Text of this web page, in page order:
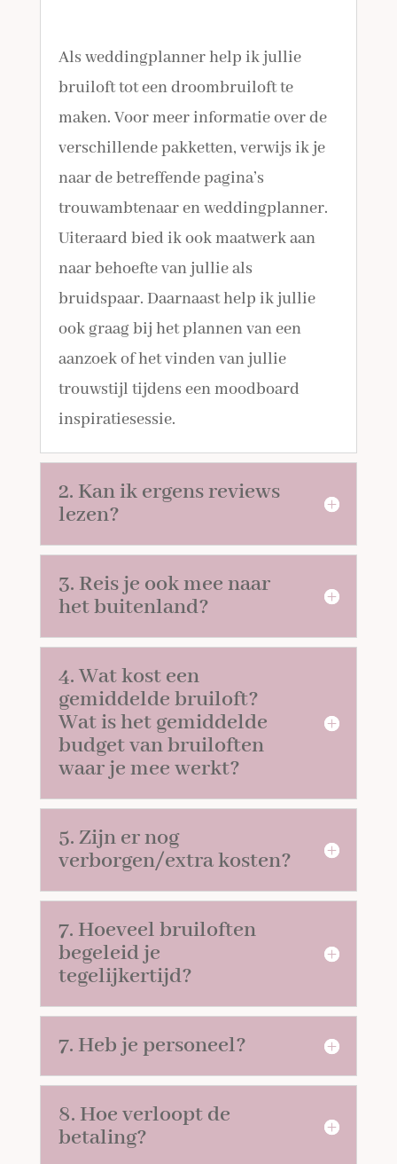
Als weddingplanner help ik jullie
bruiloft tot een droombruiloft te
maken. Voor meer informatie over de
verschillende pakketten, verwijs ik je
naar de betreffende pagina’s
trouwambtenaar en weddingplanner.
Uiteraard bied ik ook maatwerk aan
naar behoefte van jullie als
bruidspaar. Daarnaast help ik jullie
ook graag bij het plannen van een
aanzoek of het vinden van jullie
trouwstijl tijdens een moodboard
inspiratiesessie.
2. Kan ik ergens reviews
lezen?
3. Reis je ook mee naar
het buitenland?
4. Wat kost een
gemiddelde bruiloft?
Wat is het gemiddelde
budget van bruiloften
waar je mee werkt?
5. Zijn er nog
verborgen/extra kosten?
7. Hoeveel bruiloften
begeleid je
tegelijkertijd?
7. Heb je personeel?
8. Hoe verloopt de
betaling?